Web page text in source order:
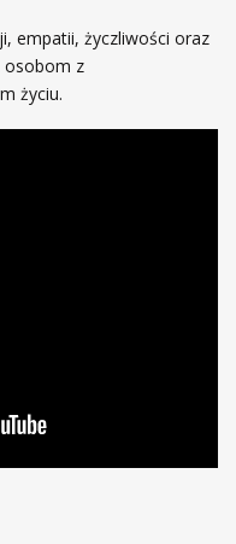
empatii, życzliwości oraz
osobom z
życiu.